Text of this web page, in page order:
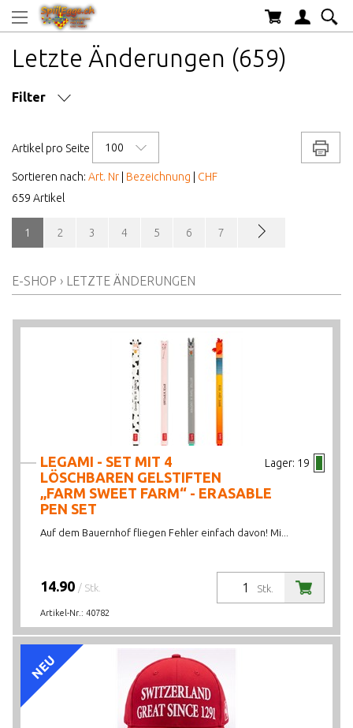
Letzte Änderungen (659)
Filter
ANZAHL SPIELER
ALTER AB
AKTIONEN/NEUHEITEN/HIGHLIGHTS
Artikel pro Seite 100
Sortieren nach: Art. Nr Bezeichnung
CHF
659 Artikel
1 2 3 4 5 6 7
E-SHOP › LETZTE ÄNDERUNGEN
Lager: 19
LEGAMI - SET MIT 4
LÖSCHBAREN GELSTIFTEN
„FARM SWEET FARM“ - ERASABLE
PEN SET
Auf dem Bauernhof fliegen Fehler einfach davon! Mi...
Stk.
14.90 / Stk.
Artikel-Nr.: 40782
NEU